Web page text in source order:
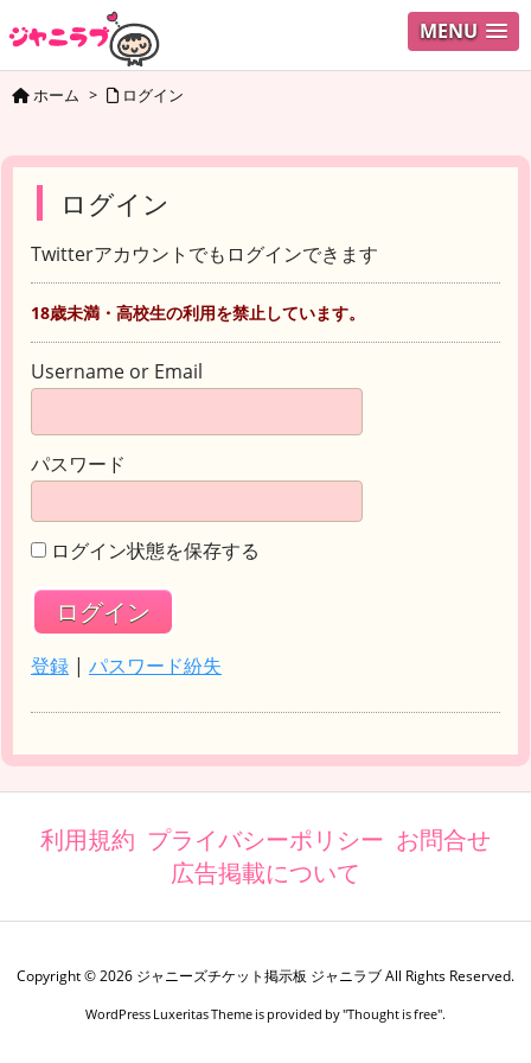
MENU
ホーム > ログイン
ログイン
Twitterアカウントでもログインできます
18歳未満・高校生の利用を禁止しています。
Username or Email
パスワード
ログイン状態を保存する
登録 | パスワード紛失
利用規約 プライバシーポリシー お問合せ
広告掲載について
Copyright ©2026 ジャニーズチケット掲示板 ジャニラブAll Rights Reserved.
WordPress Luxeritas Theme is provided by "Thought is free".